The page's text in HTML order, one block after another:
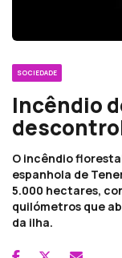
SOCIEDADE
Incêndio
O incêndio
espanhola de
5.000 hectares,
quilómetros que
da ilha.